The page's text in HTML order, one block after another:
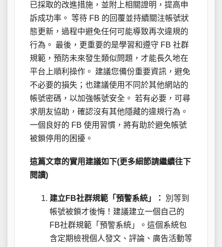
已採取的改進措施，並附上相關證明，提高申
訴成功率。 等待 FB 的回覆並持續關注帳號狀
態更新，過程中避免任何可能導致再次違規的
行為。 最後，更重要的是學習和遵守 FB 社群
規範，預防未來發生類似問題，才能長久地在
平台上順利操作。 建議您備份重要資訊，避免
不必要的損失；也建議使用不同於其他網站的
帳號密碼，以加強帳號安全。 若有必要，可尋
求朋友協助，確認沒有其他隱藏的違規行為。
一個良好的 FB 使用習慣，將有助於避免帳號
被鎖停用的困擾。
這篇文章的實用建議如下(更多細節請繼續往下
閱讀)
建立FB社群規範「預警系統」：
別等到
帳號被鎖才後悔！建議建立一個自己的
FB社群規範「預警系統」。這個系統包
含定期檢視個人發文、評論、廣告活動等